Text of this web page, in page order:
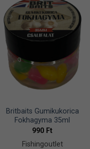
Britbaits Gumikukorica
Fokhagyma 35ml
990 Ft
Fishingoutlet